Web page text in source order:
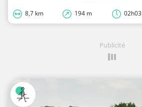
8,7 km 194 m 02h03
Publicité